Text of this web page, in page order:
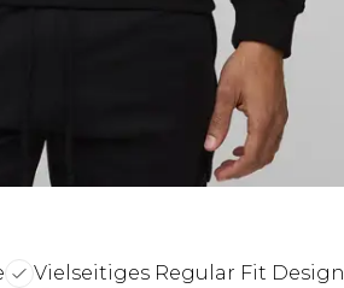
Vielseitiges Regular Fit Design